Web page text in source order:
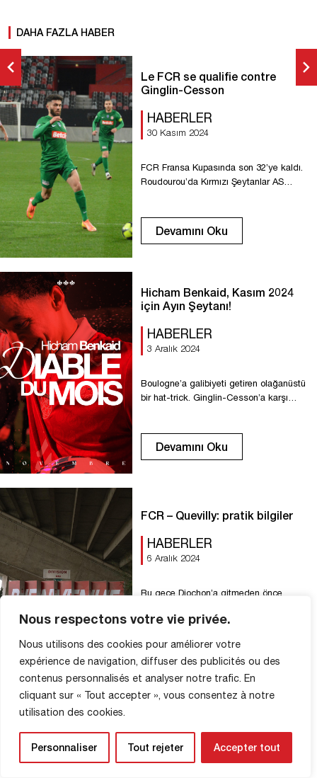
Nous respectons votre vie privée.
Nous utilisons des cookies pour améliorer votre
expérience de navigation, diffuser des publicités ou des
contenus personnalisés et analyser notre trafic. En
cliquant sur « Tout accepter », vous consentez à notre
utilisation des cookies.
Personnaliser Tout rejeter Accepter tout
DAHA FAZLA HABER
Le FCR se qualifie contre
Ginglin-Cesson
HABERLER
30 Kasım 2024
FCR Fransa Kupasında son 32’ye kaldı.
Roudourou’da Kırmızı Şeytanlar AS
üstünlüğünden, pas ve şut isabetinden
yoksun kaldı. İlk yarıda FCR bölgeye
Birkaç kontra atak Rouen defansı
tarafından […]
Devamını Oku
Hicham Benkaid, Kasım 2024
için Ayın Şeytanı!
HABERLER
3 Aralık 2024
Boulogne’a galibiyeti getiren olağanüstü
bir hat-trick. Ginglin-Cesson’a karşı
ayındakinden sonra ikinci bir kupa! Aferin
Hicham!
Devamını Oku
FCR – Quevilly: pratik bilgiler
HABERLER
6 Aralık 2024
Bu gece Diochon’a gitmeden önce
???????????????????????? ????????
???????????????????????????? ????̀
???????????????????? Kapılarda uzun
süre beklememek için, girişleri akıcı hale
Zenith ve Horlaville tribün bileti sahipleri
sadece eski girişten (Lenoble ve Zenith
tribünlerinin köşesi) girmelidir. Lenoble
Devamını Oku